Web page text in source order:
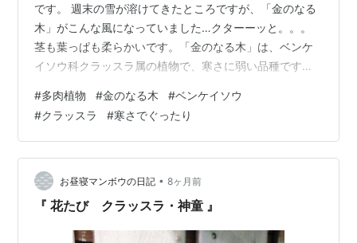
です。 週末の雪が溶けてきたところですが、「金のなる
木」がこんな風になっていました…クターーッと。。。
茎も葉っぱも柔らかいです。「金のなる木」は、ベンケ
イソウ科クラッスラ属の植物で、寒さに弱い品種です。
いました。雪にあたらないように屋根があるところに置
いていたのですが、やっぱり家の中に入れないとダメだ
ったか。見れば見るほどぐったり。ごめんよぅ。元気に
なってくれると良いのですが…お読みいただきありがと
うございました。 ランキング参加中多肉植物＆サボテン
#多肉植物 #金のなる木 #ベンケイソウ
#クラッスラ #寒さでぐったり
お昼寝マンボウの日記 • 8ヶ月前
『 花たび クラッスラ・神童 』